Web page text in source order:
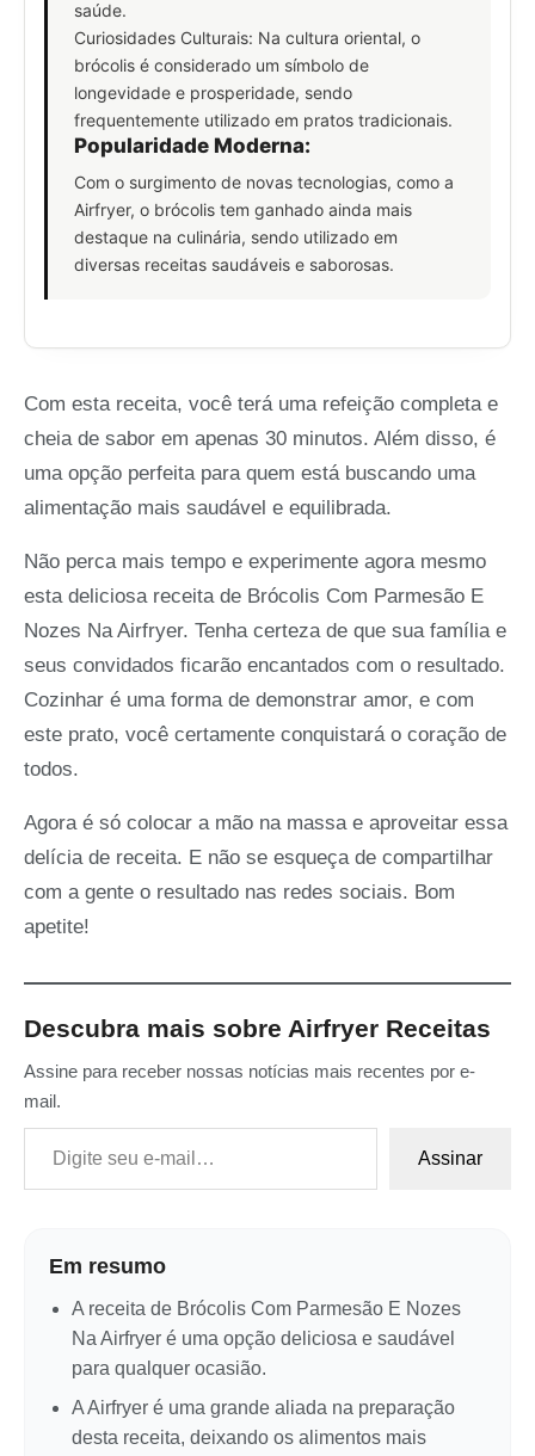
saúde.
Curiosidades Culturais: Na cultura oriental, o
brócolis é considerado um símbolo de
longevidade e prosperidade, sendo
frequentemente utilizado em pratos tradicionais.
Popularidade Moderna:
Com o surgimento de novas tecnologias, como a
Airfryer, o brócolis tem ganhado ainda mais
destaque na culinária, sendo utilizado em
diversas receitas saudáveis e saborosas.
Com esta receita, você terá uma refeição completa e
cheia de sabor em apenas 30 minutos. Além disso, é
uma opção perfeita para quem está buscando uma
alimentação mais saudável e equilibrada.
Não perca mais tempo e experimente agora mesmo
esta deliciosa receita de Brócolis Com Parmesão E
Nozes Na Airfryer. Tenha certeza de que sua família e
seus convidados ficarão encantados com o resultado.
Cozinhar é uma forma de demonstrar amor, e com
este prato, você certamente conquistará o coração de
todos.
Agora é só colocar a mão na massa e aproveitar essa
delícia de receita. E não se esqueça de compartilhar
com a gente o resultado nas redes sociais. Bom
apetite!
Descubra mais sobre Airfryer Receitas
Assine para receber nossas notícias mais recentes por e-
mail.
Digite seu e-mail…
Assinar
Em resumo
A receita de Brócolis Com Parmesão E Nozes
Na Airfryer é uma opção deliciosa e saudável
para qualquer ocasião.
A Airfryer é uma grande aliada na preparação
desta receita, deixando os alimentos mais